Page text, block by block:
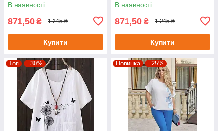
В наявності
871,50 ₴ 1 245 ₴
Купити
В наявності
871,50 ₴ 1 245 ₴
Купити
Топ –30% Новинка –25%